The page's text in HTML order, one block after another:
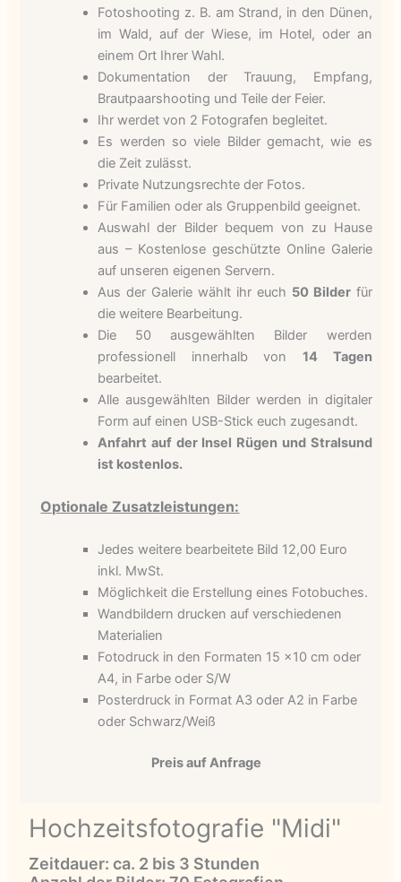
Fotoshooting z. B. am Strand, in den Dünen,
im Wald, auf der Wiese, im Hotel, oder an
einem Ort Ihrer Wahl.
Dokumentation der Trauung, Empfang,
Brautpaarshooting und Teile der Feier.
Ihr werdet von 2 Fotografen begleitet.
Es werden so viele Bilder gemacht, wie es
die Zeit zulässt.
Private Nutzungsrechte der Fotos.
Für Familien oder als Gruppenbild geeignet.
Auswahl der Bilder bequem von zu Hause
aus – Kostenlose geschützte Online Galerie
auf unseren eigenen Servern.
Aus der Galerie wählt ihr euch 50 Bilderfür
die weitere Bearbeitung.
Die 50 ausgewählten Bilder werden
professionell innerhalb von 14 Tagen
bearbeitet.
Alle ausgewählten Bilder werden in digitaler
Form auf einen USB-Stick euch zugesandt.
Anfahrt auf der Insel Rügen und Stralsund
ist kostenlos.
Optionale Zusatzleistungen:
Jedes weitere bearbeitete Bild 12,00 Euro
inkl. MwSt.
Möglichkeit die Erstellung eines Fotobuches.
Wandbildern drucken auf verschiedenen
Materialien
Fotodruck in den Formaten 15 x10 cm oder
A4, in Farbe oder S/W
Posterdruck in Format A3 oder A2 in Farbe
oder Schwarz/Weiß
Preis auf Anfrage
Hochzeitsfotografie "Midi"
Zeitdauer: ca. 2 bis 3 Stunden